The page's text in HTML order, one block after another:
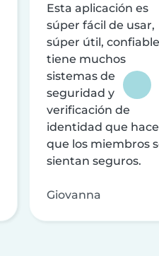
Esta aplicación es
súper fácil de usar,
súper útil,
tiene muchos
sistemas de
seguridad y
verificación de
identidad que
que los miembros
sientan seguros.
Giovanna